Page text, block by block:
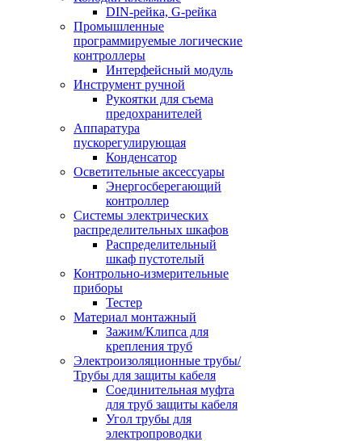
DIN-рейка, G-рейка
Промышленные
программируемые логические
контроллеры
Интерфейсный модуль
Инструмент ручной
Рукоятки для съема
предохранителей
Аппаратура
пускорегулирующая
Конденсатор
Осветительные аксессуары
Энергосберегающий
контроллер
Системы электрических
распределительных шкафов
Распределительный
шкаф пустотелый
Контрольно-измерительные
приборы
Тестер
Материал монтажный
Зажим/Клипса для
крепления труб
Электроизоляционные трубы/
Трубы для защиты кабеля
Соединительная муфта
для труб защиты кабеля
Угол трубы для
электропроводки